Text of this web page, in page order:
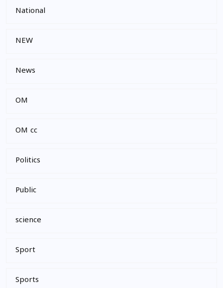
National
NEW
News
OM
OM cc
Politics
Public
science
Sport
Sports